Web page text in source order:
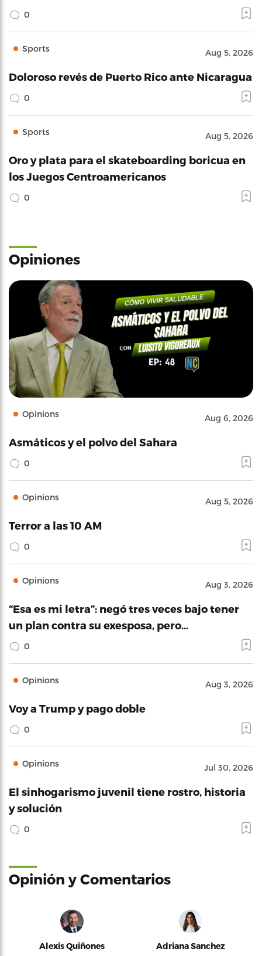
0
Sports Aug 5, 2026
Doloroso revés de Puerto Rico ante Nicaragua
0
Sports Aug 5, 2026
Oro y plata para el skateboarding boricua en
los Juegos Centroamericanos
0
Opiniones
Opinions Aug 6, 2026
Asmáticos y el polvo del Sahara
0
Opinions Aug 5, 2026
Terror a las 10 AM
0
Opinions Aug 3, 2026
“Esa es mi letra”: negó tres veces bajo tener
un plan contra su exesposa, pero…
0
Opinions Aug 3, 2026
Voy a Trump y pago doble
0
Opinions Jul 30, 2026
El sinhogarismo juvenil tiene rostro, historia
y solución
0
Opinión y Comentarios
Alexis Quiñones Adriana Sanchez